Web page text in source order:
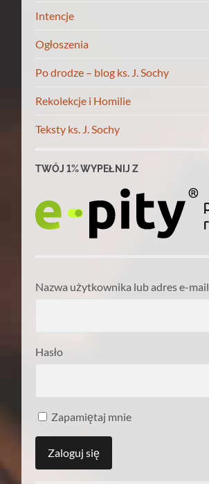
Intencje
Ogłoszenia
Po drodze – blog ks. J. Sochy
Rekolekcje i Homilie
Teksty ks. J. Sochy
TWÓJ 1% WYPEŁNIJ Z
Nazwa użytkownika lub adres e-mail
Hasło
Zapamiętaj mnie